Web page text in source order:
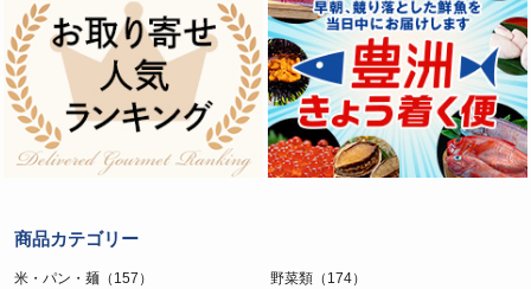
商品カテゴリー
米・パン・麺（157） 野菜類（174）